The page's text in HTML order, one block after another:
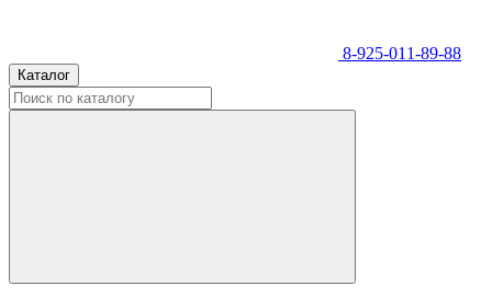
8-925-011-89-88
Каталог